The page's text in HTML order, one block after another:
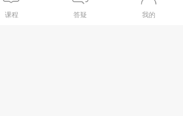
中级会计职称 注册会计师 税务师
课程 答疑 我的